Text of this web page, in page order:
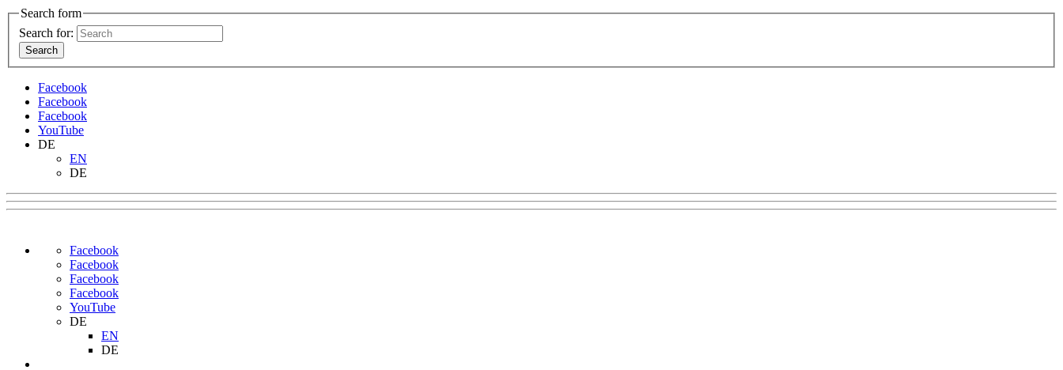
Search form
Search for:
Facebook
Facebook
Facebook
YouTube
DE
EN
DE
Facebook
Facebook
Facebook
Facebook
YouTube
DE
EN
DE